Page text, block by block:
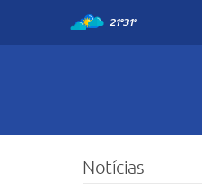
21°31°
Notícias